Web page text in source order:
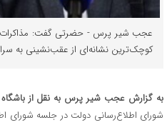
عجب شیر پرس - حضرتی گفت: مذاکرات
‌کوچک‌ترین نشانه‌ای از عقب‌نشینی به
به گزارش عجب شیر پرس به نقل از باشگاه
شورای اطلاع‌رسانی دولت در جلسه شورای